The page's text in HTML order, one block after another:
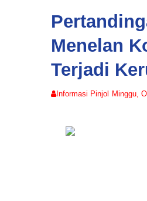
Menelan
Terjadi
Informasi Pinjol Minggu,